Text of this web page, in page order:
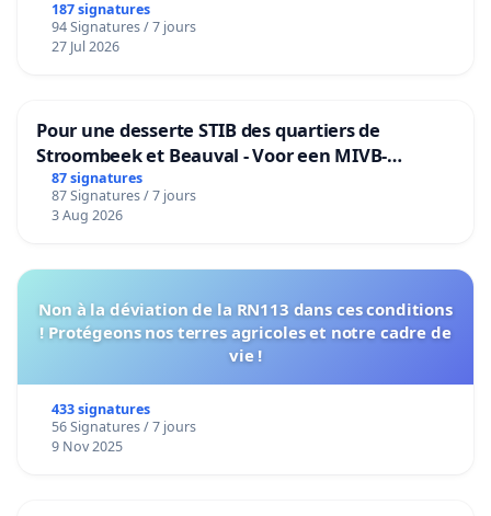
187 signatures
94 Signatures / 7 jours
27 Jul 2026
Pour une desserte STIB des quartiers de
Stroombeek et Beauval - Voor een MIVB-
bediening van de wijken Strombeek en Het
Voor
87 signatures
87 Signatures / 7 jours
3 Aug 2026
Non à la déviation de la RN113 dans ces conditions
! Protégeons nos terres agricoles et notre cadre de
vie !
433 signatures
56 Signatures / 7 jours
9 Nov 2025